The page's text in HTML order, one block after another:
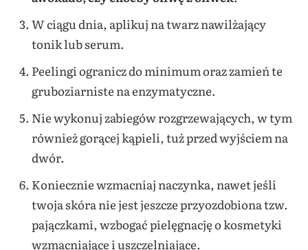
W ciągu dnia, aplikuj na twarz nawilżający
tonik lub serum.
Peelingi ogranicz do minimum oraz zamień te
gruboziarniste na enzymatyczne.
Nie wykonuj zabiegów rozgrzewających, w tym
również gorącej kąpieli, tuż przed wyjściem na
dwór.
Koniecznie wzmacniaj naczynka, nawet jeśli
twoja skóra nie jest jeszcze przyozdobiona tzw.
pajączkami, wzbogać pielęgnację o kosmetyki
wzmacniające i uszczelniające.